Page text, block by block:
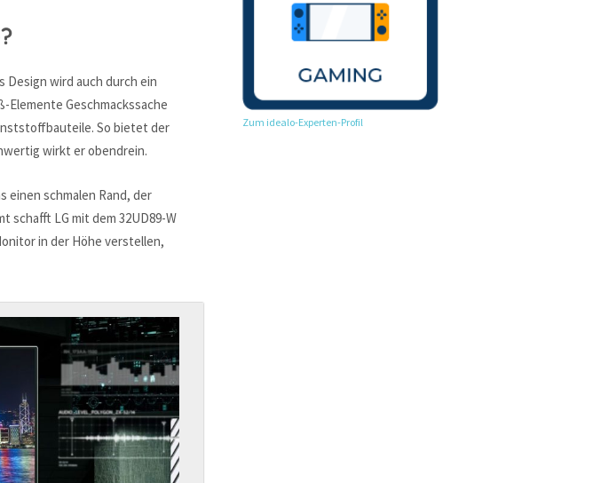
Design wird auch durch ein
Geschmackssache
So bietet der
wirkt er obendrein.
einen schmalen Rand, der
schafft LG mit dem 32UD89-W
in der Höhe verstellen,
Zum idealo-Experten-Profil